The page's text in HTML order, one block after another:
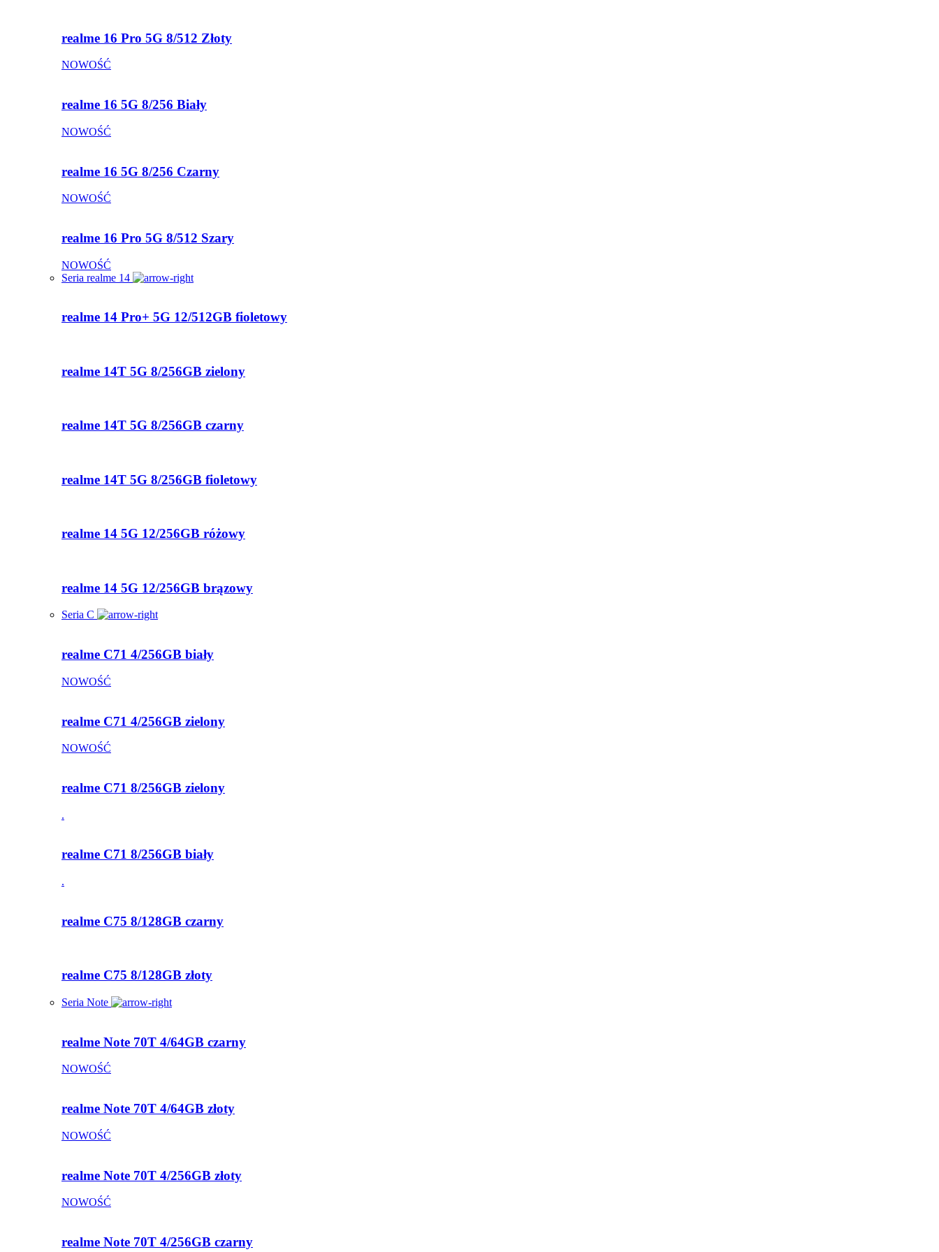
realme 16 Pro 5G 8/512 Złoty
NOWOŚĆ
realme 16 5G 8/256 Biały
NOWOŚĆ
realme 16 5G 8/256 Czarny
NOWOŚĆ
realme 16 Pro 5G 8/512 Szary
NOWOŚĆ
Seria realme 14
realme 14 Pro+ 5G 12/512GB fioletowy
realme 14T 5G 8/256GB zielony
realme 14T 5G 8/256GB czarny
realme 14T 5G 8/256GB fioletowy
realme 14 5G 12/256GB różowy
realme 14 5G 12/256GB brązowy
Seria C
realme C71 4/256GB biały
NOWOŚĆ
realme C71 4/256GB zielony
NOWOŚĆ
realme C71 8/256GB zielony
.
realme C71 8/256GB biały
.
realme C75 8/128GB czarny
realme C75 8/128GB złoty
Seria Note
realme Note 70T 4/64GB czarny
NOWOŚĆ
realme Note 70T 4/64GB złoty
NOWOŚĆ
realme Note 70T 4/256GB złoty
NOWOŚĆ
realme Note 70T 4/256GB czarny